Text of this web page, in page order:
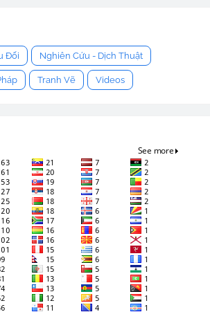
Đối Nghiên Cứu - Dịch Thuật
Tranh Vẽ Videos